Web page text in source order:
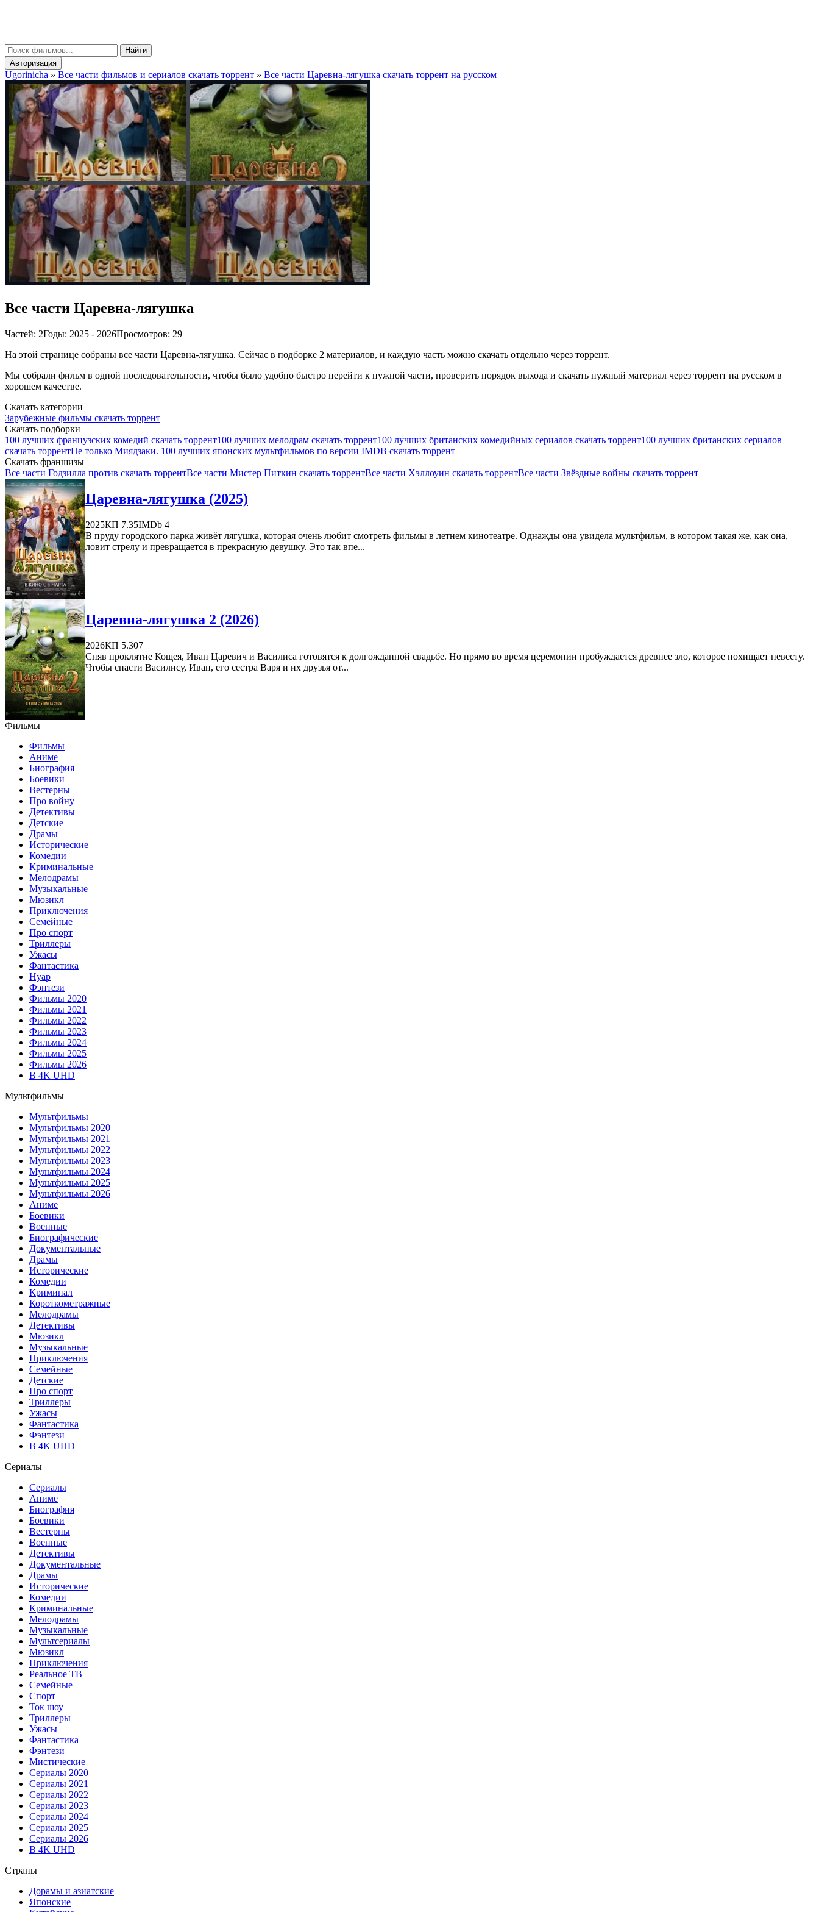
Найти
Авторизация
Ugorinicha » Все части фильмов и сериалов скачать торрент » Все части Царевна-лягушка скачать торрент на русском
Все части Царевна-лягушка
Частей: 2Годы: 2025 - 2026Просмотров: 29
На этой странице собраны все части Царевна-лягушка. Сейчас в подборке 2 материалов, и каждую часть можно скачать отдельно через торрент.
Мы собрали фильм в одной последовательности, чтобы было удобно быстро перейти к нужной части, проверить порядок выхода и скачать нужный материал через торрент на русском в
хорошем качестве.
Скачать категории
Зарубежные фильмы скачать торрент
Скачать подборки
100 лучших французских комедий скачать торрент100 лучших мелодрам скачать торрент100 лучших британских комедийных сериалов скачать торрент100 лучших британских сериалов
скачать торрентНе только Миядзаки. 100 лучших японских мультфильмов по версии IMDB скачать торрент
Скачать франшизы
Все части Годзилла против скачать торрентВсе части Мистер Питкин скачать торрентВсе части Хэллоуин скачать торрентВсе части Звёздные войны скачать торрент
Царевна-лягушка (2025)
2025КП 7.35IMDb 4
В пруду городского парка живёт лягушка, которая очень любит смотреть фильмы в летнем кинотеатре. Однажды она увидела мультфильм, в котором такая же, как она,
ловит стрелу и превращается в прекрасную девушку. Это так впе...
Царевна-лягушка 2 (2026)
2026КП 5.307
Сняв проклятие Кощея, Иван Царевич и Василиса готовятся к долгожданной свадьбе. Но прямо во время церемонии пробуждается древнее зло, которое похищает невесту.
Чтобы спасти Василису, Иван, его сестра Варя и их друзья от...
Фильмы
Фильмы
Аниме
Биография
Боевики
Вестерны
Про войну
Детективы
Детские
Драмы
Исторические
Комедии
Криминальные
Мелодрамы
Музыкальные
Мюзикл
Приключения
Семейные
Про спорт
Триллеры
Ужасы
Фантастика
Нуар
Фэнтези
Фильмы 2020
Фильмы 2021
Фильмы 2022
Фильмы 2023
Фильмы 2024
Фильмы 2025
Фильмы 2026
В 4K UHD
Мультфильмы
Мультфильмы
Мультфильмы 2020
Мультфильмы 2021
Мультфильмы 2022
Мультфильмы 2023
Мультфильмы 2024
Мультфильмы 2025
Мультфильмы 2026
Аниме
Боевики
Военные
Биографические
Документальные
Драмы
Исторические
Комедии
Криминал
Короткометражные
Мелодрамы
Детективы
Мюзикл
Музыкальные
Приключения
Семейные
Детские
Про спорт
Триллеры
Ужасы
Фантастика
Фэнтези
В 4K UHD
Сериалы
Сериалы
Аниме
Биография
Боевики
Вестерны
Военные
Детективы
Документальные
Драмы
Исторические
Комедии
Криминальные
Мелодрамы
Музыкальные
Мультсериалы
Мюзикл
Приключения
Реальное ТВ
Семейные
Спорт
Ток шоу
Триллеры
Ужасы
Фантастика
Фэнтези
Мистические
Сериалы 2020
Сериалы 2021
Сериалы 2022
Сериалы 2023
Сериалы 2024
Сериалы 2025
Сериалы 2026
В 4K UHD
Страны
Дорамы и азиатские
Японские